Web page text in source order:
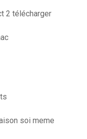
2 télécharger
soi meme